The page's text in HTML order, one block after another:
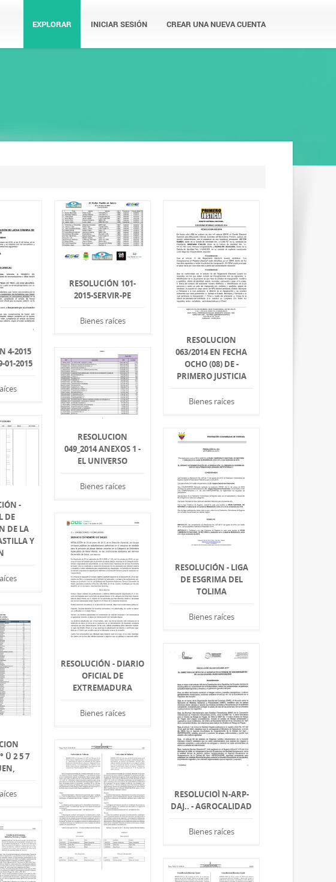
EXPLORAR INICIAR SESIÓN CREAR UNA NUEVA CUENTA
4-2015
01-2015
RESOLUCIÓN 101-
2015-SERVIR-PE
Bienes raíces
RESOLUCION
063/2014 EN FECHA
OCHO (08) DE -
PRIMERO JUSTICIA
Bienes raíces
RESOLUCION
049_2014 ANEXOS 1 -
EL UNIVERSO
Bienes raíces
-
DE
DE LA
Y
RESOLUCIÓN - LIGA
DE ESGRIMA DEL
TOLIMA
Bienes raíces
RESOLUCIÓN - DIARIO
OFICIAL DE
EXTREMADURA
Bienes raíces
Ü 2 5 7
RESOLUCIOÌ N-ARP-
DAJ.. - AGROCALIDAD
Bienes raíces